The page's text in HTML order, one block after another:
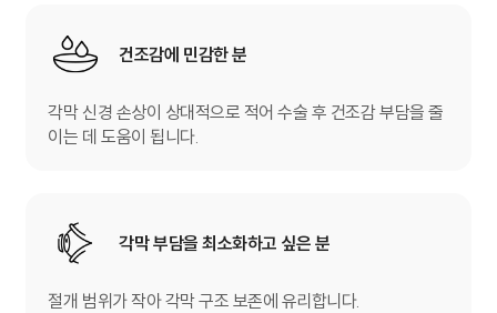
건조감에 민감한 분
각막 신경 손상이 상대적으로 적어 수술 후 건조감 부담을 줄
이는 데 도움이 됩니다.
각막 부담을 최소화하고 싶은 분
절개 범위가 작아 각막 구조 보존에 유리합니다.